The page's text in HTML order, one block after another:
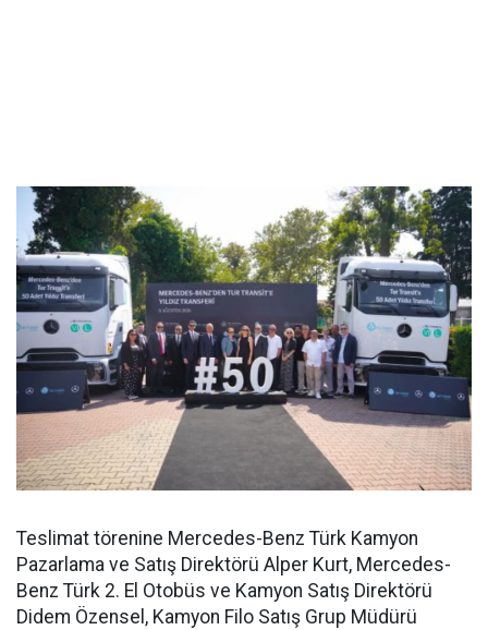
Teslimat törenine Mercedes-Benz Türk Kamyon
Pazarlama ve Satış Direktörü Alper Kurt, Mercedes-
Benz Türk 2. El Otobüs ve Kamyon Satış Direktörü
Didem Özensel, Kamyon Filo Satış Grup Müdürü